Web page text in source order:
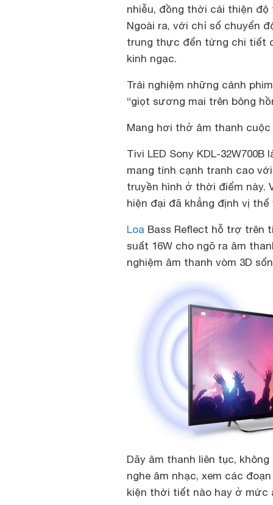
nhiễu, đồng thời cải thiện
Ngoài ra, với chỉ số chuyển
trung thực đến từng chi tiết
kinh ngạc.
Trải nghiệm những cảnh
“giọt sương mai trên bông
Mang hơi thở âm thanh
Tivi LED Sony KDL-
mang tính cạnh tranh cao
truyền hình ở thời điểm này.
hiện đại đã khẳng định vị
Loa Bass Reflect hỗ trợ trên
suất 16W cho ngõ ra âm
nghiệm âm thanh vòm 3D
Dãy âm thanh liên tục,
nghe âm nhạc, xem các
kiện thời tiết nào hay ở mức